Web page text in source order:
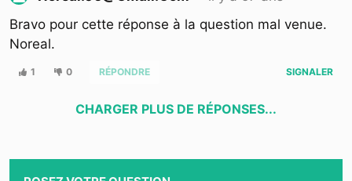
Bravo pour cette réponse à la question mal venue.
Noreal.
1 0 RÉPONDRE SIGNALER
CHARGER PLUS DE RÉPONSES...